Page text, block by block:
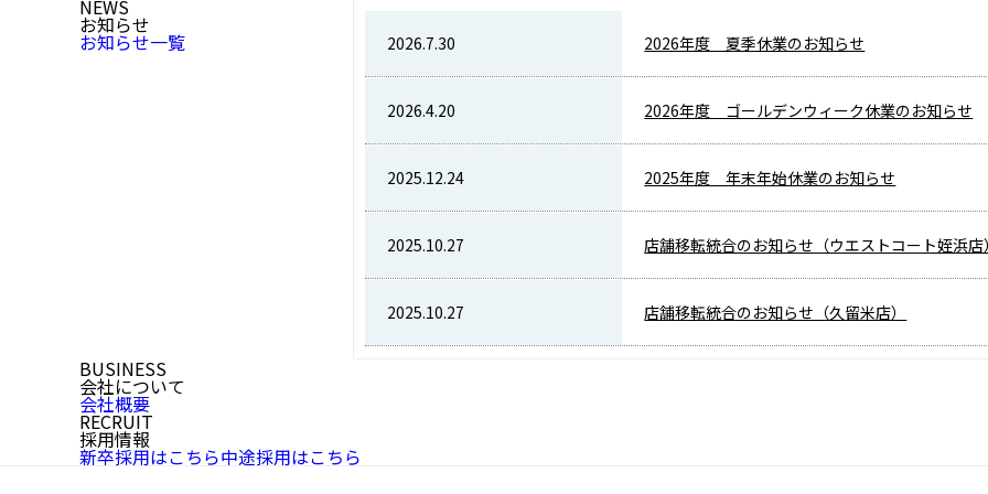
NEWS
お知らせ
お知らせ一覧 2026.7.30 2026年度 夏季休業のお知らせ
2026.4.20 2026年度 ゴールデンウィーク休業のお知らせ
2025.12.24 2025年度 年末年始休業のお知らせ
2025.10.27 店舗移転統合のお知らせ（ウエストコート姪浜店
2025.10.27 店舗移転統合のお知らせ（久留米店）
BUSINESS
会社について
会社概要
RECRUIT
採用情報
新卒採用はこちら中途採用はこちら